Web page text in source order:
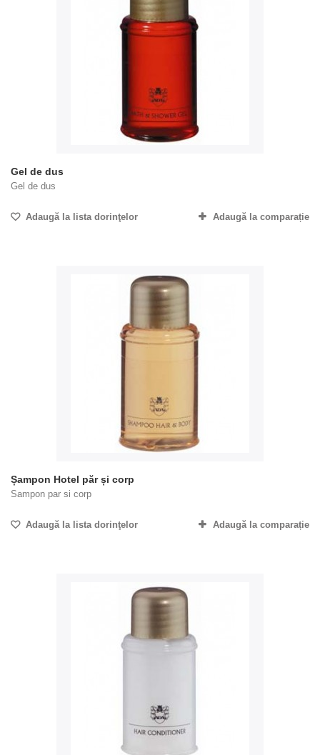
Gel de dus
Gel de dus
Adaugă la lista dorinţelor Adaugă la comparație
Șampon Hotel păr și corp
Sampon par si corp
Adaugă la lista dorinţelor Adaugă la comparație